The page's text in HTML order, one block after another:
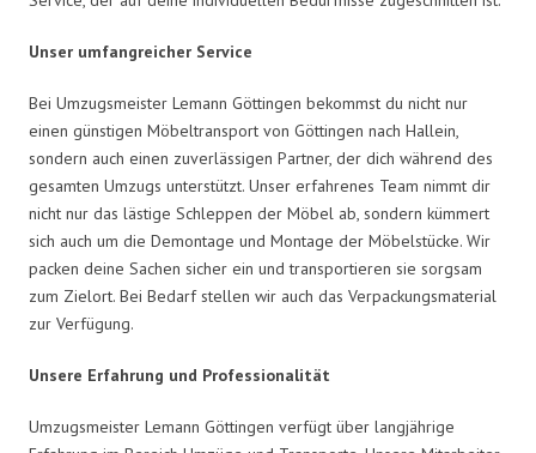
Unser umfangreicher Service
Bei Umzugsmeister Lemann Göttingen bekommst du nicht nur
einen günstigen Möbeltransport von Göttingen nach Hallein,
sondern auch einen zuverlässigen Partner, der dich während des
gesamten Umzugs unterstützt. Unser erfahrenes Team nimmt dir
nicht nur das lästige Schleppen der Möbel ab, sondern kümmert
sich auch um die Demontage und Montage der Möbelstücke. Wir
packen deine Sachen sicher ein und transportieren sie sorgsam
zum Zielort. Bei Bedarf stellen wir auch das Verpackungsmaterial
zur Verfügung.
Unsere Erfahrung und Professionalität
Umzugsmeister Lemann Göttingen verfügt über langjährige